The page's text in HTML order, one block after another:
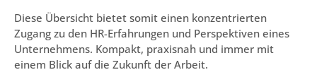
Diese Übersicht bietet somit einen konzentrierten
Zugang zu den HR-Erfahrungen und Perspektiven eines
Unternehmens. Kompakt, praxisnah und immer mit
einem Blick auf die Zukunft der Arbeit.